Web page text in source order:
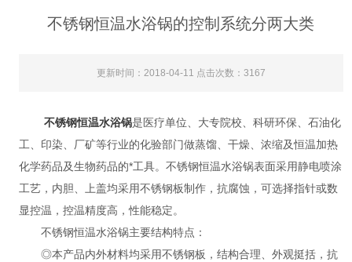
不锈钢恒温水浴锅的控制系统分两大类
更新时间：2018-04-11 点击次数：3167
不锈钢恒温水浴锅是医疗单位、大专院校、科研环保、石油化
工、印染、厂矿等行业的化验部门做蒸馏、干燥、浓缩及恒温加热
化学药品及生物药品的*工具。不锈钢恒温水浴锅表面采用静电喷涂
工艺，内胆、上盖均采用不锈钢板制作，抗腐蚀，可选择指针或数
显控温，控温精度高，性能稳定。
不锈钢恒温水浴锅主要结构特点：
◎本产品内外材料均采用不锈钢板，结构合理、外观挺括，抗